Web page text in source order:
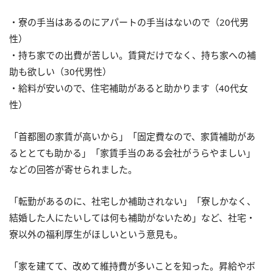
・寮の手当はあるのにアパートの手当はないので（20代男
性）
・持ち家での出費が苦しい。賃貸だけでなく、持ち家への補
助も欲しい（30代男性）
・給料が安いので、住宅補助があると助かります（40代女
性）
「首都圏の家賃が高いから」「固定費なので、家賃補助があ
るととても助かる」「家賃手当のある会社がうらやましい」
などの回答が寄せられました。
「転勤があるのに、社宅しか補助されない」「寮しかなく、
結婚した人にたいしては何も補助がないため」など、社宅・
寮以外の福利厚生がほしいという意見も。
「家を建てて、改めて維持費が多いことを知った。昇給やボ